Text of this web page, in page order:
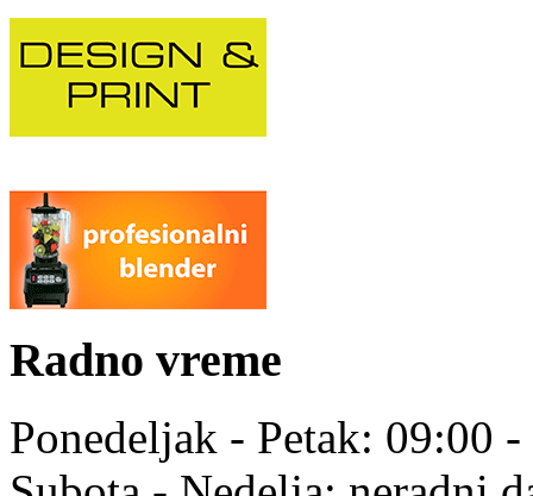
Radno vreme
Ponedeljak - Petak: 09:00